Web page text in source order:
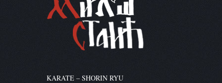
KARATE – SHORIN RYU